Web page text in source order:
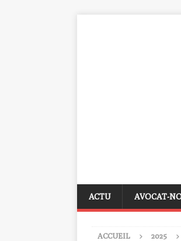
ACTU AVOCAT-
ACCUEIL 2025